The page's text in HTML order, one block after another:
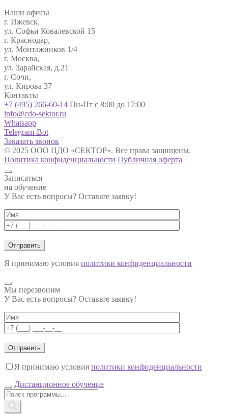
Наши офисы
г. Ижевск,
ул. Софьи Ковалевской 15
г. Краснодар,
ул. Монтажников 1/4
г. Москва,
ул. Зарайская, д.21
г. Сочи,
ул. Кирова 37
Контакты
+7 (495) 266-60-14 Пн-Пт с 8:00 до 17:00
info@cdo-sektor.ru
Whatsapp
Telegram-Bot
Заказать звонок
© 2025 ООО ЦДО «СЕКТОР». Все права защищены.
Политика конфиденциальности Публичная оферта
Записаться
на обучение
У Вас есть вопросы? Оставьте заявку!
Я принимаю условия политики конфиденциальности
Мы перезвоним
У Вас есть вопросы? Оставьте заявку!
Я принимаю условия политики конфиденциальности
Дистанционное обучение
Поиск
товаров